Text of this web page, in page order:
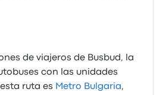
de viajeros de Busbud, la
con las unidades
ruta es Metro Bulgaria,